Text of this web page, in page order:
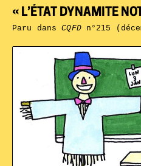
« L’ÉTAT DYNAMITE
Paru dansCQFDn°215